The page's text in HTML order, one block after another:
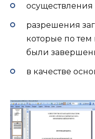
осуществления
разрешения
которые по
были
в качестве